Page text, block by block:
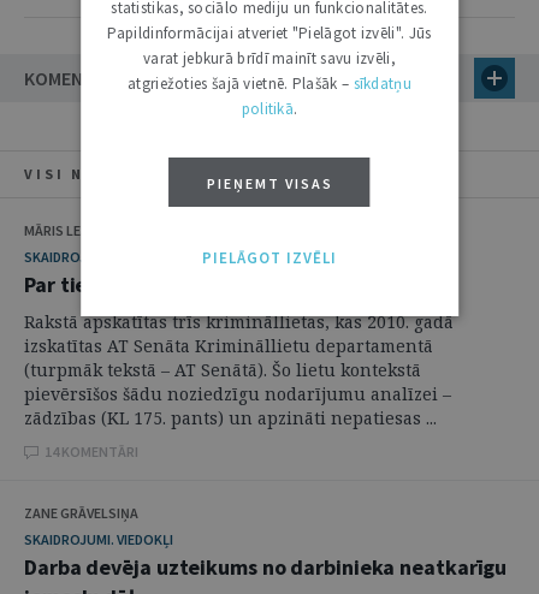
KOMENTĀRI (6)
VISI NUMURA RAKSTI
MĀRIS LEJA
SKAIDROJUMI. VIEDOKĻI
Par tiesu praksi krimināllietās 2010. gadā
Rakstā apskatītas trīs krimināllietas, kas 2010. gadā
izskatītas AT Senāta Krimināllietu departamentā
(turpmāk tekstā – AT Senātā). Šo lietu kontekstā
pievērsīšos šādu noziedzīgu nodarījumu analīzei –
zādzības (KL 175. pants) un apzināti nepatiesas ...
14 KOMENTĀRI
ZANE GRĀVELSIŅA
SKAIDROJUMI. VIEDOKĻI
Darba devēja uzteikums no darbinieka neatkarīgu
statistikas, sociālo mediju un funkcionalitātes.
Papildinformācijai atveriet "Pielāgot izvēli". Jūs
varat jebkurā brīdī mainīt savu izvēli,
atgriežoties šajā vietnē. Plašāk – sīkdatņu
politikā.
PIEŅEMT VISAS
PIELĀGOT IZVĒLI